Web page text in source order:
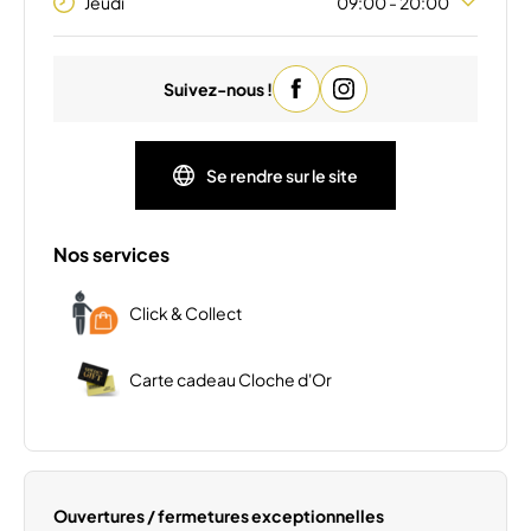
09:00 - 20:00
09:00 - 20:00
09:00 - 19:00
Suivez-nous !
Se rendre sur le site
Nos services
Click & Collect
Carte cadeau Cloche d'Or
Ouvertures / fermetures exceptionnelles